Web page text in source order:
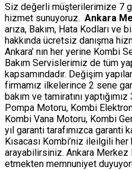
Siz değerli müşterilerimize 7
hizmet sunuyoruz. Ankara
arıza, Bakım, Hata Kodları
hakkında ücretsiz danışma
Ankara’ nın her yerine Kombi
Bakım Servislerimiz de tüm
kapsamındadır. Değişim
firmamız ilkelerince 2 sene
bakım ve tamiratını
Pompa Motoru, Kombi
Kombi Vana Motoru, Kombi
yıl garanti tarafımızca garanti
Kısacası Kombi’niz ileilgili
arayabilirsiniz. Ankara
etmekten memnuniyet